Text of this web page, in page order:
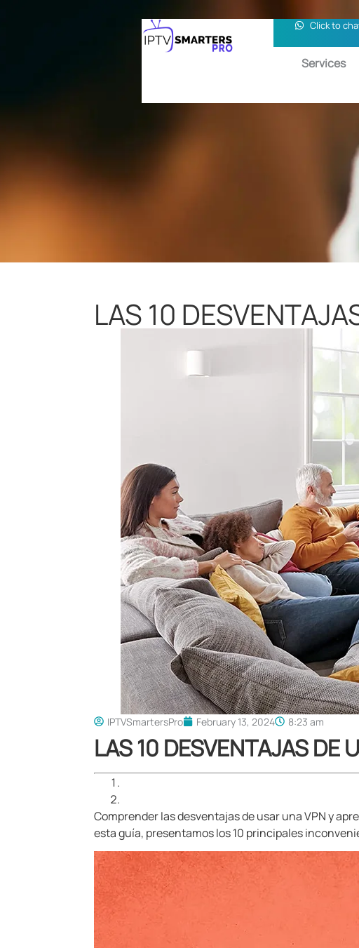
Click to
Services
LAS 10
IPTVSmartersPro February 13, 2024 8:23 am
LAS 10 DESVENTAJAS DE
Comprender las desventajas de usar una VPN y
esta guía, presentamos los 10 principales